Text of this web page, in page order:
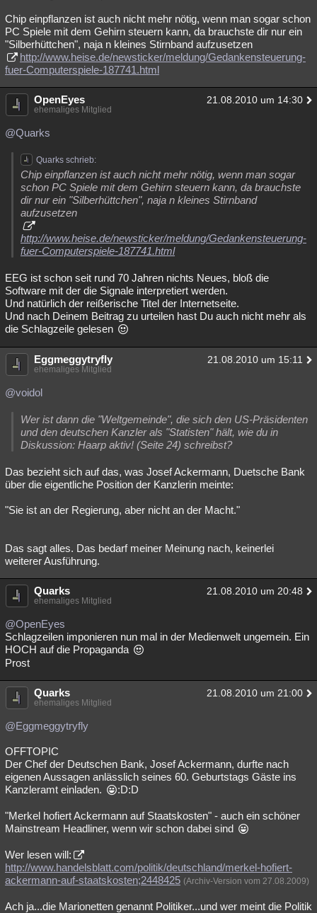
Chip einpflanzen ist auch nicht mehr nötig, wenn man sogar schon
PC Spiele mit dem Gehirn steuern kann, da brauchste dir nur ein
"Silberhüttchen", naja n kleines Stirnband aufzusetzen
http://www.heise.de/newsticker/meldung/Gedankensteuerung-
fuer-Computerspiele-187741.html
OpenEyes 21.08.2010 um 14:30
ehemaliges Mitglied
@Quarks
Quarks schrieb:
Chip einpflanzen ist auch nicht mehr nötig, wenn man sogar
schon PC Spiele mit dem Gehirn steuern kann, da brauchste
dir nur ein "Silberhüttchen", naja n kleines Stirnband
aufzusetzen
http://www.heise.de/newsticker/meldung/Gedankensteuerung-
fuer-Computerspiele-187741.html
EEG ist schon seit rund 70 Jahren nichts Neues, bloß die
Software mit der die Signale interpretiert werden.
Und natürlich der reißerische Titel der Internetseite.
Und nach Deinem Beitrag zu urteilen hast Du auch nicht mehr als
die Schlagzeile gelesen
Eggmeggytryfly 21.08.2010 um 15:11
ehemaliges Mitglied
@voidol
Wer ist dann die "Weltgemeinde", die sich den US-Präsidenten
und den deutschen Kanzler als "Statisten" hält, wie du in
Diskussion: Haarp aktiv! (Seite 24) schreibst?
Das bezieht sich auf das, was Josef Ackermann, Duetsche Bank
über die eigentliche Position der Kanzlerin meinte:
"Sie ist an der Regierung, aber nicht an der Macht."
Das sagt alles. Das bedarf meiner Meinung nach, keinerlei
weiterer Ausführung.
Quarks 21.08.2010 um 20:48
ehemaliges Mitglied
@OpenEyes
Schlagzeilen imponieren nun mal in der Medienwelt ungemein. Ein
HOCH auf die Propaganda
Prost
Quarks 21.08.2010 um 21:00
ehemaliges Mitglied
@Eggmeggytryfly
OFFTOPIC
Der Chef der Deutschen Bank, Josef Ackermann, durfte nach
eigenen Aussagen anlässlich seines 60. Geburtstags Gäste ins
Kanzleramt einladen.
:D:D
"Merkel hofiert Ackermann auf Staatskosten" - auch ein schöner
Mainstream Headliner, wenn wir schon dabei sind
Wer lesen will:
http://www.handelsblatt.com/politik/deutschland/merkel-hofiert-
ackermann-auf-staatskosten;2448425 (Archiv-Version vom 27.08.2009)
Ach ja...die Marionetten genannt Politiker...und wer meint die Politik